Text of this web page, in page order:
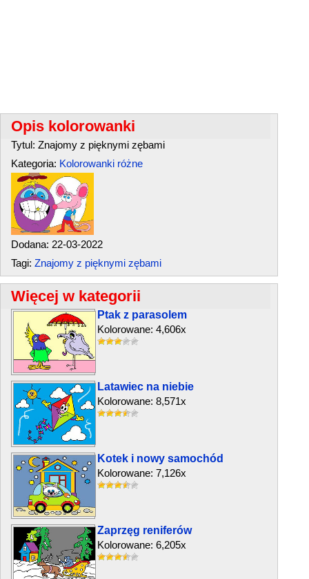
Opis kolorowanki
Tytul: Znajomy z pięknymi zębami
Kategoria: Kolorowanki różne
Dodana: 22-03-2022
Tagi: Znajomy z pięknymi zębami
Więcej w kategorii
Ptak z parasolem
Kolorowane: 4,606x
Latawiec na niebie
Kolorowane: 8,571x
Kotek i nowy samochód
Kolorowane: 7,126x
Zaprzęg reniferów
Kolorowane: 6,205x